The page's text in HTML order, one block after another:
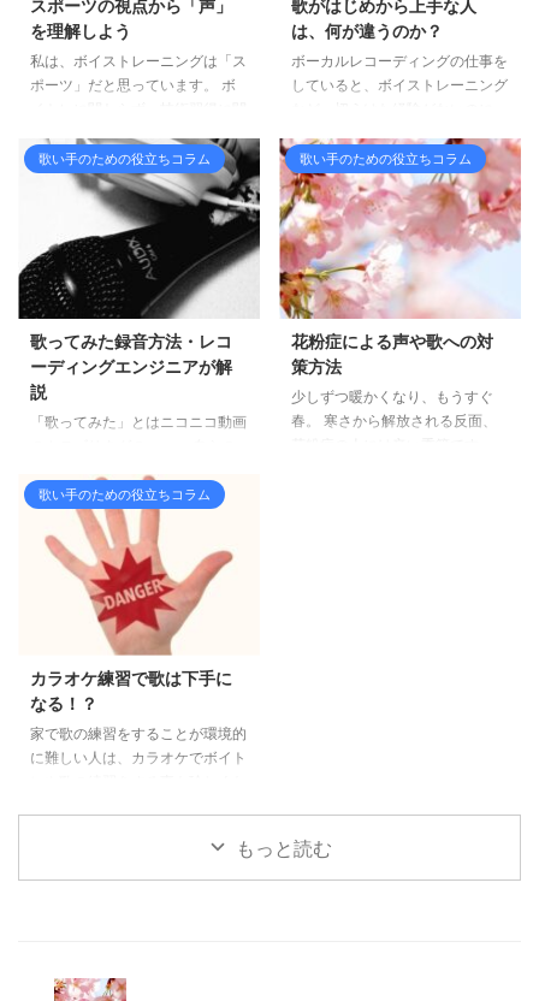
スポーツの視点から「声」
を理解しよう
私は、ボイストレーニングは「ス
ポーツ」だと思っています。 ボ
い人は「スポーツ的な視点」が欠
落しているように感じます。 練
習は、正しく行えば誰でも必ず結
果を出すことができます。 ボイ
ストレーニングや歌、発声は一体
何が難しくて、できない人は何が
間違っているのか？ 誰にでもわ
頭で学び、体で理解する まず、
ボイストレーニングの目的を「正
しい発声の習得」に絞ってみまし
ょう。 声を出す、という動作は
歌がはじめから上手な人
は、何が違うのか？
ボーカルレコーディングの仕事を
していると、ボイストレーニング
す。 「才能」と言ってしまえば
それまでですが、多く出会ってい
るうちに、この種類の人たちの傾
向がわかってきましたので、紹介
したいと思います。 これらの傾
向を踏まえて自分の学び方を見直
せば、その要素を自分のトレーニ
普段から声が大きく、抜けがいい
普段声が大きい人って、最初から
腹式呼吸ができている場合がほと
んどです。 大きい声を出すには
歌い手のための役立ちコラム
歌ってみた録音方法・レコ
ーディングエンジニアが解
説
「歌ってみた」とはニコニコ動画
歌声を動画に収めて投稿したも
の。 歌ってみたとは (ウタッテミ
タとは) [単語記事] - ニコニコ大
百科 音楽活動を行うボーカルの
方で「歌ってみた」を投稿してい
る人は非常に多いです。 「歌っ
てみた」というとニコニコ動画の
イメージが強いですが、Youtube
サービスで行われ、プラットフォ
ームが多様化する時代になりまし
た。 歌ってみた動画のヒットか
らメジャーデビューにつながった
歌い手のための役立ちコラム
花粉症による声や歌への対
策方法
少しずつ暖かくなり、もうすぐ
春。 寒さから解放される反面、
歌い手のための役立ちコラム
カラオケ練習で歌は下手に
なる！？
家で歌の練習をすることが環境的
に難しい人は、カラオケでボイト
を切って練習してください」と教
えていました。 自分の声を正し
もっと読む